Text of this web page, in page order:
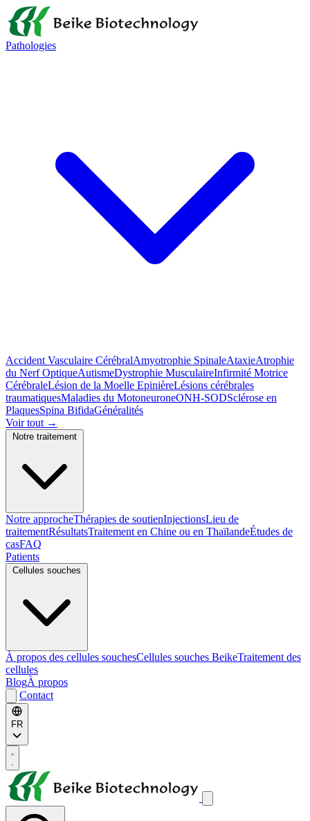
Pathologies
Accident Vasculaire CérébralAmyotrophie SpinaleAtaxieAtrophie
du Nerf OptiqueAutismeDystrophie MusculaireInfirmité Motrice
CérébraleLésion de la Moelle EpinièreLésions cérébrales
traumatiquesMaladies du MotoneuroneONH-SODSclérose en
PlaquesSpina BifidaGénéralités
Voir tout →
Notre approcheThérapies de soutienInjectionsLieu de
traitementRésultatsTraitement en Chine ou en ThaïlandeÉtudes de
casFAQ
Patients
À propos des cellules souchesCellules souches BeikeTraitement des
cellules
BlogÀ propos
Contact
FR